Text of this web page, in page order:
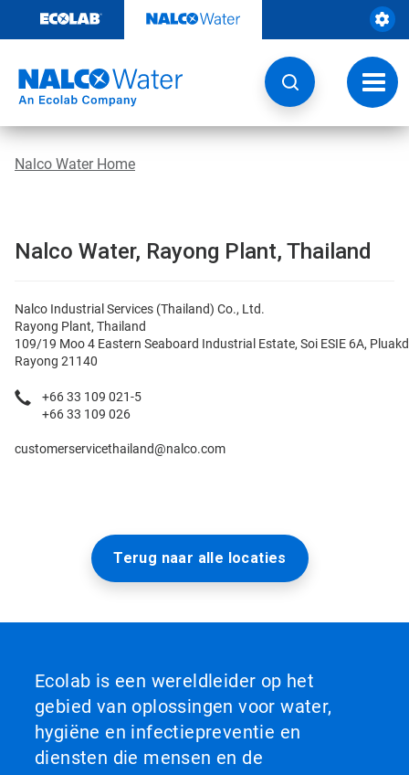
content
Nalco Water Home
Nalco Water, Rayong Plant, Thailand
Nalco Industrial Services (Thailand) Co., Ltd.
Rayong Plant, Thailand
109/19 Moo 4 Eastern Seaboard Industrial Estate, Soi ESIE 6A,
Rayong 21140
+66 33 109 021-5
+66 33 109 026
customerservicethailand@nalco.com
Terug naar alle locaties
Ecolab is een wereldleider op het
gebied van oplossingen voor water,
hygiëne en infectiepreventie en
diensten die mensen en de